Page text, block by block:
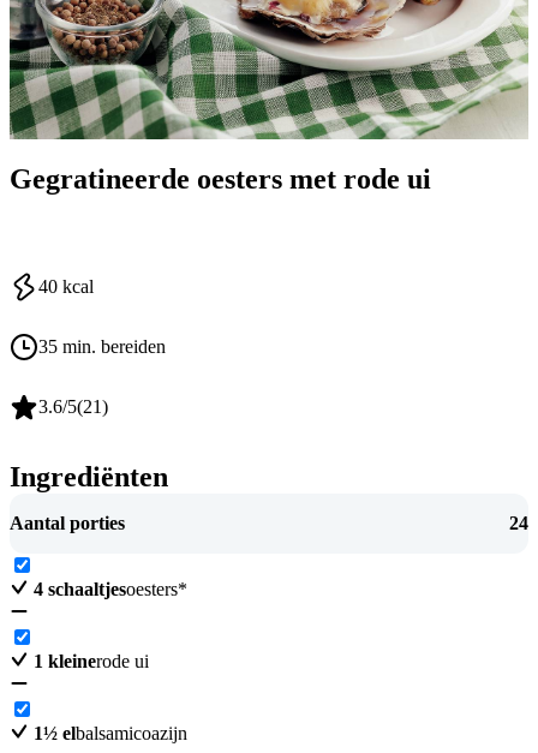
Gegratineerde oesters met rode ui
40 kcal
35 min. bereiden
3.6/5(21)
Ingrediënten
Aantal porties 24
4 schaaltjesoesters*
1 kleinerode ui
1½ elbalsamicoazijn